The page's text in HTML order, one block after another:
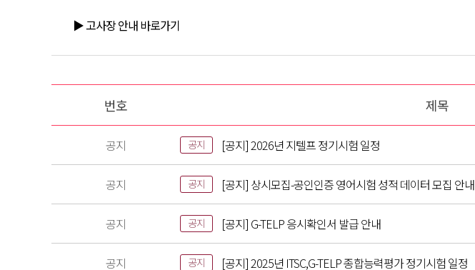
▶ 고사장 안내 바로가기
번호 제목
공지 공지 [공지] 2026년 지텔프 정기시험 일정
공지 공지 [공지] 상시모집-공인인증 영어시험 성적 데이터 모집 안내
공지 공지 [공지] G-TELP 응시확인서 발급 안내
공지 공지 [공지] 2025년 ITSC,G-TELP 종합능력평가 정기시험 일정